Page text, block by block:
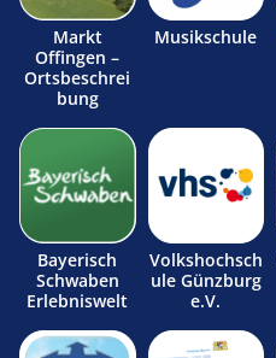
Markt
Offingen –
Ortsbeschrei
bung
Musikschule
Bayerisch
Schwaben
Erlebniswelt
Volkshochsch
ule Günzburg
e.V.